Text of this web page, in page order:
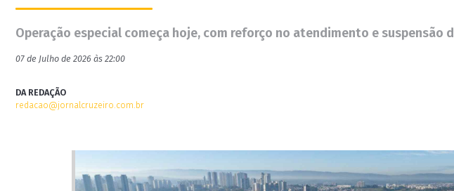
Operação especial começa hoje, com reforço no atendimento e suspensão
07 de Julho de 2026 às 22:00
DA REDAÇÃO
redacao@jornalcruzeiro.com.br